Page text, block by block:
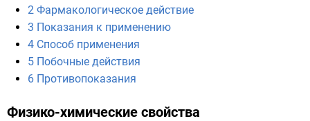
2 Фармакологическое действие
3 Показания к применению
4 Способ применения
5 Побочные действия
6 Противопоказания
Физико-химические свойства